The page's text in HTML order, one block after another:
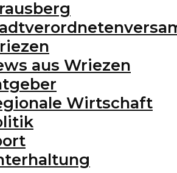
aus Wriezen
Wirtschaft